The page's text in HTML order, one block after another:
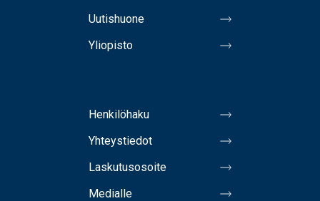
Uutishuone
Yliopisto
Henkilöhaku
Yhteystiedot
Laskutusosoite
Medialle